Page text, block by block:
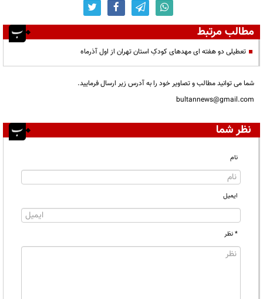
مطالب مرتبط
تعطیلی دو هفته ای مهدهای کودکِ استان تهران از اول آذرماه
شما می توانید مطالب و تصاویر خود را به آدرس زیر ارسال فرمایید.
bultannews@gmail.com
نظر شما
نام
ایمیل
* نظر